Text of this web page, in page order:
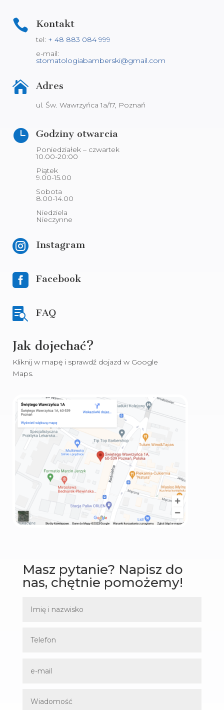
 Kontakt
tel: + 48 883 084 999
e-mail:
stomatologiabamberski@gmail.com
 Adres
ul. Św. Wawrzyńca 1a/17, Poznań
 Godziny otwarcia
Poniedziałek – czwartek
10.00-20:00
Piątek
9.00-15.00
Sobota
8.00-14.00
Niedziela
Nieczynne
 Instagram
 Facebook
 FAQ
Jak dojechać?
Kliknij w mapę i sprawdź dojazd w Google
Maps.
Masz pytanie? Napisz do
nas, chętnie pomożemy!